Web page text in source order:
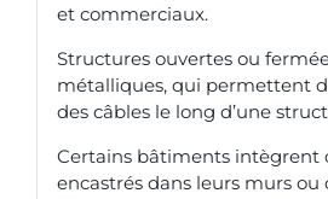
et commerciaux.
Structures ouvertes ou
métalliques, qui permettent
des câbles le long d’une
Certains bâtiments intègrent
encastrés dans leurs murs ou